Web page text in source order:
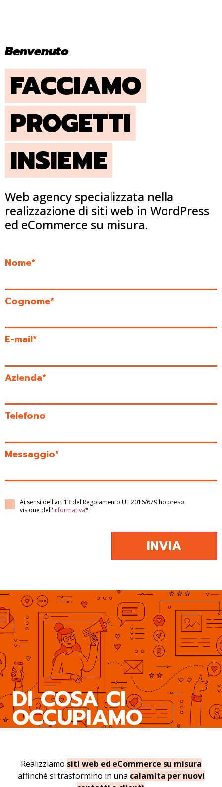
Benvenuto
FACCIAMO
PROGETTI
INSIEME
Web agency specializzata nella
realizzazione di siti web in WordPress
ed eCommerce su misura.
Nome*
Cognome*
E-mail*
Azienda*
Telefono
Messaggio*
Ai sensi dell'art.13 del Regolamento UE 2016/679 ho preso
visione dell'informativa*
DI COSA CI
OCCUPIAMO
Realizziamo siti web ed eCommerce su misura
affinché si trasformino in una calamita per nuovi